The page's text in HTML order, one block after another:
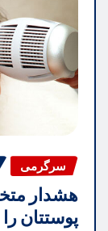
سرگرمی
پوستتان